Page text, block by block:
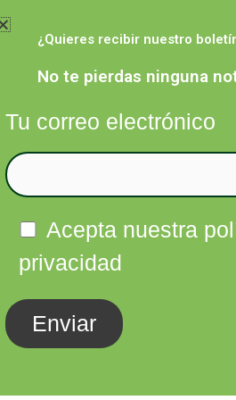
Infórmate
¿Quieres recibir nuestro
No te pierdas ninguna
Tu correo electrónico
Acepta nuestra
privacidad